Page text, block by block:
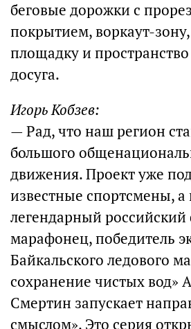
беговые дорожки с
покрытием, воркаут-
площадку и
досуга.
Игорь Кобзев:
— Рад, что наш регион
большого
движения. Проект уже
известные спортсмены, а
легендарный российский
марафонец, победитель
Байкальского ледового
сохранение чистых вод»
Смертин запускает
смыслом». Это серия